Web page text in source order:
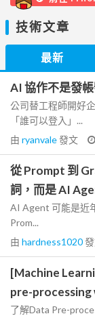
技術文章
最新
AI 協作不是發
公司替工程師開好
「誰可以登入」...
由 ryanvale發文
從 Prompt 到
詞，而是 AI
AI Agent 可能是近
Prom...
由 hardness1020
[Machine
pre-
了解Data Pre-